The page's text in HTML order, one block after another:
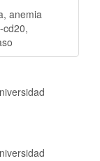
anemia
cd20,